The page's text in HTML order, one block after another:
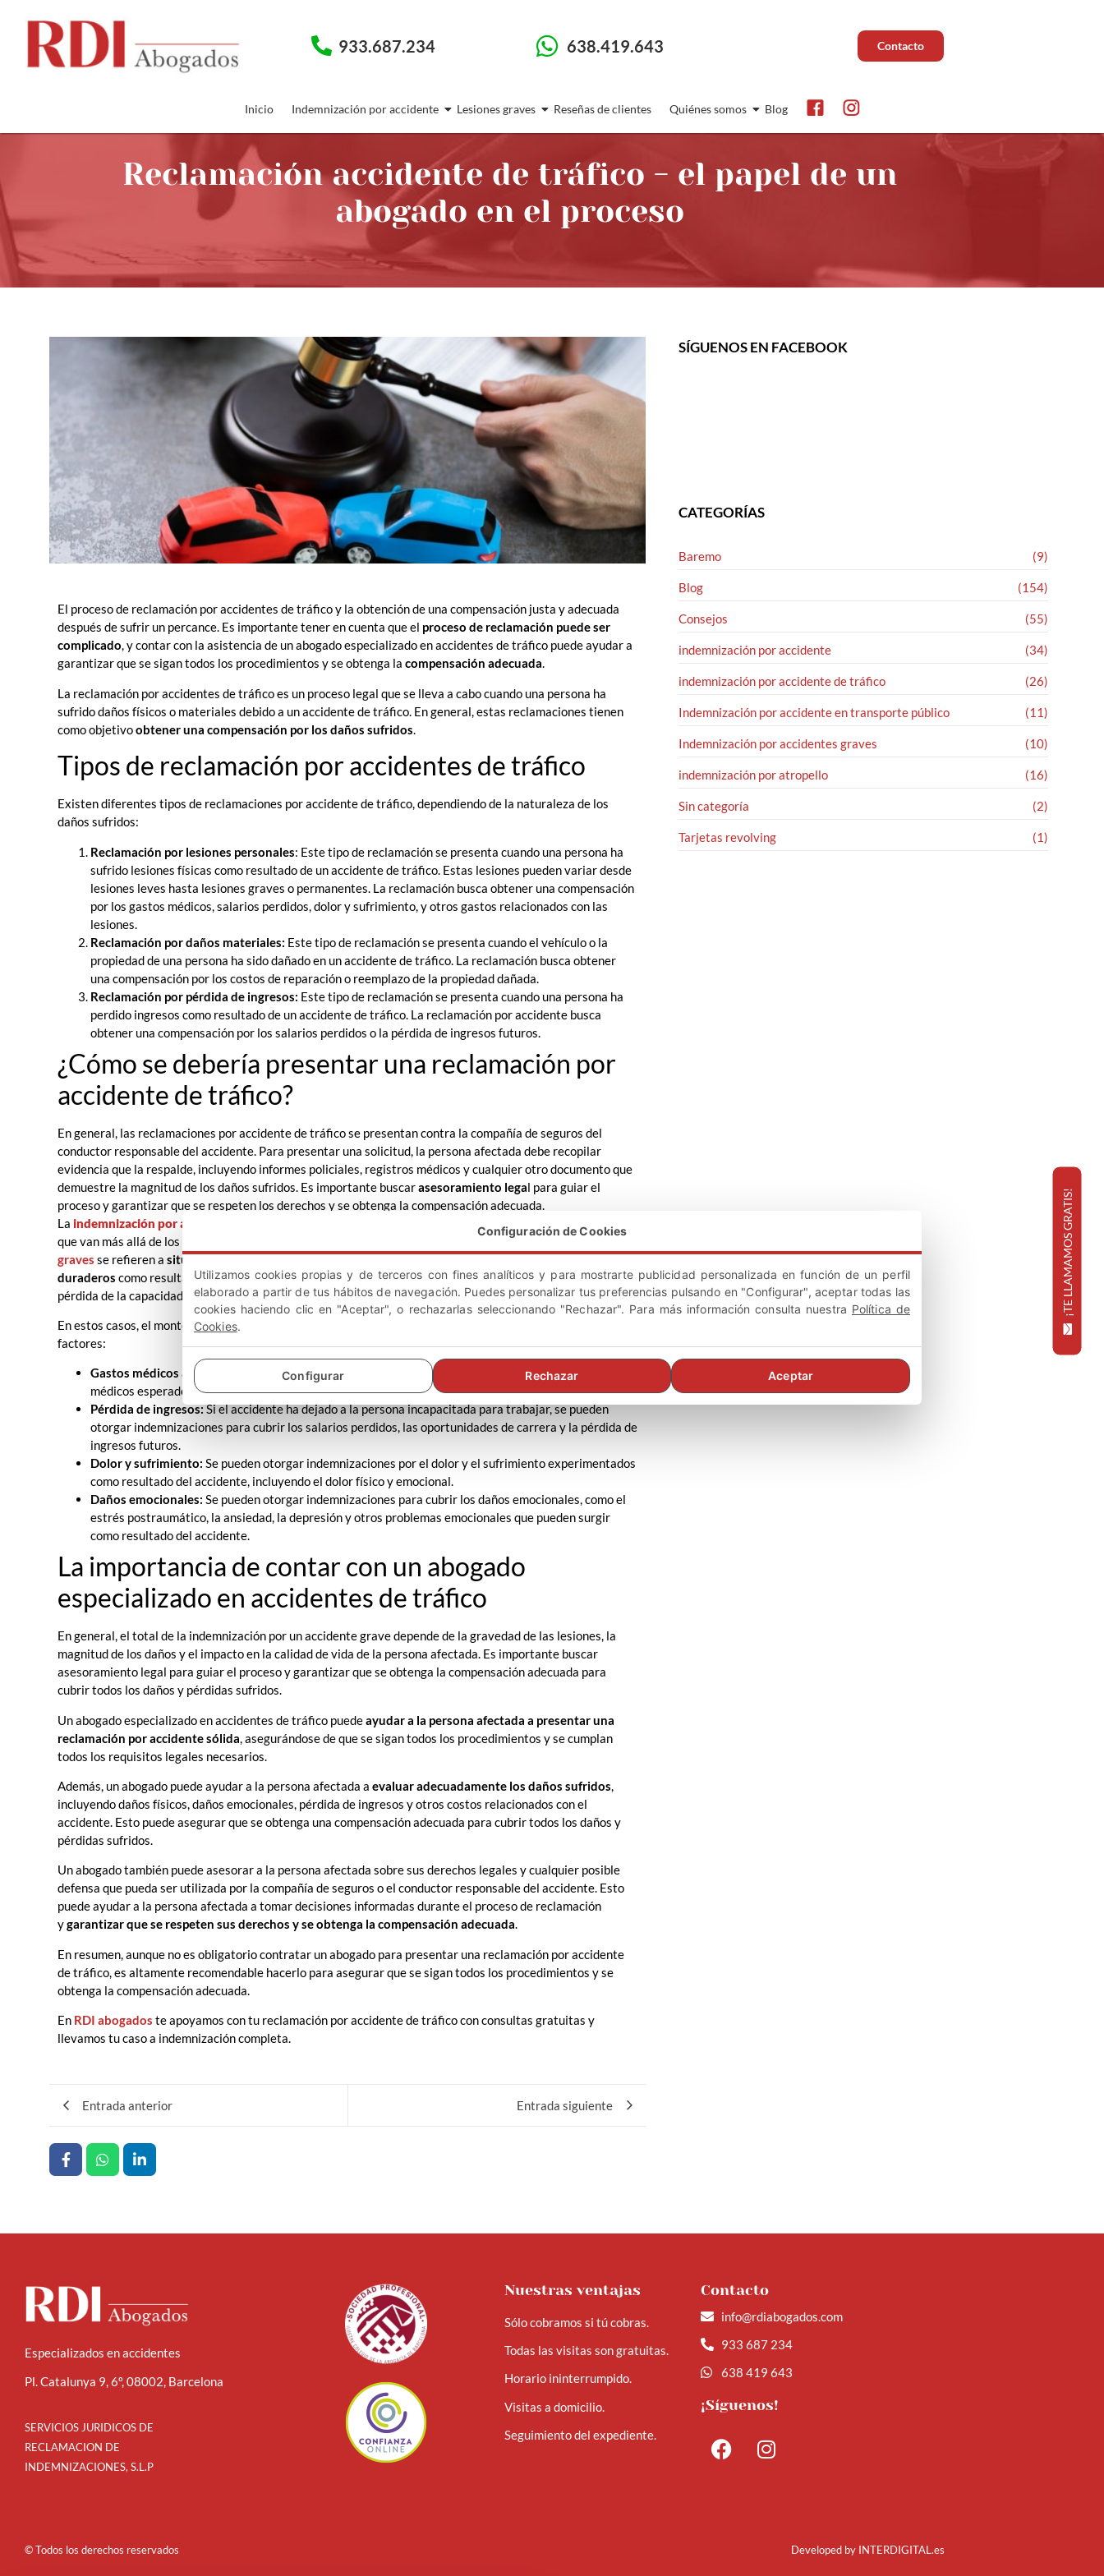
933.687.234 638.419.643 Contacto
Inicio Indemnización por accidente Lesiones graves Reseñas de clientes Quiénes somos Blog
Reclamación accidente de tráfico - el papel de un
abogado en el proceso
El proceso de reclamación por accidentes de tráfico y la obtención de una compensación justa y adecuada
después de sufrir un percance. Es importante tener en cuenta que el proceso de reclamación puede ser
complicado, y contar con la asistencia de un abogado especializado en accidentes de tráfico puede ayudar a
garantizar que se sigan todos los procedimientos y se obtenga la compensación adecuada.
La reclamación por accidentes de tráfico es un proceso legal que se lleva a cabo cuando una persona ha
sufrido daños físicos o materiales debido a un accidente de tráfico. En general, estas reclamaciones tienen
como objetivoobtener una compensación por los daños sufridos.
Tipos de reclamación por accidentes de tráfico
Existen diferentes tipos de reclamaciones por accidente de tráfico, dependiendo de la naturaleza de los
daños sufridos:
Reclamación por lesiones personales: Este tipo de reclamación se presenta cuando una persona ha
sufrido lesiones físicas como resultado de un accidente de tráfico. Estas lesiones pueden variar desde
lesiones leves hasta lesiones graves o permanentes. La reclamación busca obtener una compensación
por los gastos médicos, salarios perdidos, dolor y sufrimiento, y otros gastos relacionados con las
lesiones.
Reclamación por daños materiales: Este tipo de reclamación se presenta cuando el vehículo o la
propiedad de una persona ha sido dañado en un accidente de tráfico. La reclamación busca obtener
una compensación por los costos de reparación o reemplazo de la propiedad dañada.
Reclamación por pérdida de ingresos: Este tipo de reclamación se presenta cuando una persona ha
perdido ingresos como resultado de un accidente de tráfico. La reclamación por accidente busca
obtener una compensación por los salarios perdidos o la pérdida de ingresos futuros.
¿Cómo se debería presentar una reclamación por
accidente de tráfico?
En general, las reclamaciones por accidente de tráfico se presentan contra la compañía de seguros del
conductor responsable del accidente. Para presentar una solicitud, la persona afectada debe recopilar
evidencia que la respalde, incluyendo informes policiales, registros médicos y cualquier otro documento que
demuestre la magnitud de los daños sufridos. Es importante buscarasesoramiento legal para guiar el
proceso y garantizar que se respeten los derechos y se obtenga la compensación adecuada.
La indemnización por accidentes graves
que van más allá de los gastos médicos y daños materiales. En general, las
indemnizaciones por accidentes
graves se refieren a situaciones en las que la persona afectada ha sufrido daños permanentes o
duraderos como resultado del accidente, como una discapacidad permanente, pérdida de extremidades,
pérdida de la capacidad para trabajar o una enfermedad crónica.
En estos casos, el monto de la indemnización suele ser mucho mayor y puede tener en cuenta los siguientes
factores:
Gastos médicos actuales y futuros:Se tienen en cuenta los gastos médicos ya incurridos y los costos
médicos esperados en el futuro como resultado de las lesiones.
Pérdida de ingresos:Si el accidente ha dejado a la persona incapacitada para trabajar, se pueden
otorgar indemnizaciones para cubrir los salarios perdidos, las oportunidades de carrera y la pérdida de
ingresos futuros.
Dolor y sufrimiento: Se pueden otorgar indemnizaciones por el dolor y el sufrimiento experimentados
como resultado del accidente, incluyendo el dolor físico y emocional.
Daños emocionales: Se pueden otorgar indemnizaciones para cubrir los daños emocionales, como el
estrés postraumático, la ansiedad, la depresión y otros problemas emocionales que pueden surgir
como resultado del accidente.
La importancia de contar con un abogado
especializado en accidentes de tráfico
En general, el total de la indemnización por un accidente grave depende de la gravedad de las lesiones, la
magnitud de los daños y el impacto en la calidad de vida de la persona afectada. Es importante buscar
asesoramiento legal para guiar el proceso y garantizar que se obtenga la compensación adecuada para
cubrir todos los daños y pérdidas sufridos.
Un abogado especializado en accidentes de tráfico puedeayudar a la persona afectada a presentar una
reclamación por accidente sólida, asegurándose de que se sigan todos los procedimientos y se cumplan
todos los requisitos legales necesarios.
Además, un abogado puede ayudar a la persona afectada a evaluar adecuadamente los daños sufridos,
incluyendo daños físicos, daños emocionales, pérdida de ingresos y otros costos relacionados con el
accidente. Esto puede asegurar que se obtenga una compensación adecuada para cubrir todos los daños y
pérdidas sufridos.
Un abogado también puede asesorar a la persona afectada sobre sus derechos legales y cualquier posible
defensa que pueda ser utilizada por la compañía de seguros o el conductor responsable del accidente. Esto
puede ayudar a la persona afectada a tomar decisiones informadas durante el proceso de reclamación
ygarantizar que se respeten sus derechos y se obtenga la compensación adecuada.
En resumen, aunque no es obligatorio contratar un abogado para presentar una reclamación por accidente
de tráfico, es altamente recomendable hacerlo para asegurar que se sigan todos los procedimientos y se
obtenga la compensación adecuada.
En RDI abogados te apoyamos con tu reclamación por accidente de tráfico con consultas gratuitas y
llevamos tu caso a indemnización completa.
Entrada anterior Entrada siguiente
SÍGUENOS EN FACEBOOK
CATEGORÍAS
Baremo (9)
Blog (154)
Consejos (55)
indemnización por accidente (34)
indemnización por accidente de tráfico (26)
Indemnización por accidente en transporte público (11)
Indemnización por accidentes graves (10)
indemnización por atropello (16)
Sin categoría (2)
Tarjetas revolving (1)
Especializados en accidentes
Pl. Catalunya 9, 6º, 08002, Barcelona
SERVICIOS JURIDICOS DE
RECLAMACION DE
INDEMNIZACIONES, S.L.P
Nuestras ventajas
Sólo cobramos si tú cobras.
Todas las visitas son gratuitas.
Horario ininterrumpido.
Visitas a domicilio.
Seguimiento del expediente.
Contacto
info@rdiabogados.com
933 687 234
638 419 643
¡Síguenos!
© Todos los derechos reservados Developed by INTERDIGITAL.es
¡TE LLAMAMOS GRATIS!
Configuración de Cookies
Utilizamos cookies propias y de terceros con fines analíticos y para mostrarte publicidad personalizada en función de un perfil
elaborado a partir de tus hábitos de navegación. Puedes personalizar tus preferencias pulsando en "Configurar", aceptar todas las
cookies haciendo clic en "Aceptar", o rechazarlas seleccionando "Rechazar". Para más información consulta nuestra Política de
Cookies.
Configurar Rechazar Aceptar